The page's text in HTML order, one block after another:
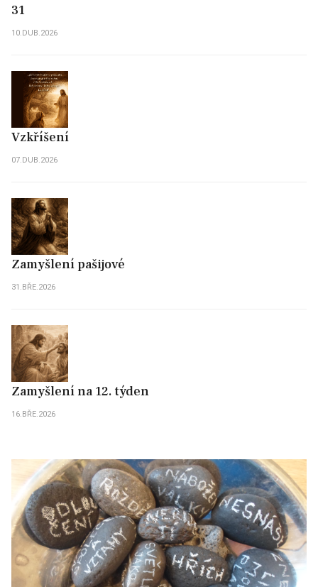
31
10.DUB.2026
Vzkříšení
07.DUB.2026
Zamyšlení pašijové
31.BŘE.2026
Zamyšlení na 12. týden
16.BŘE.2026